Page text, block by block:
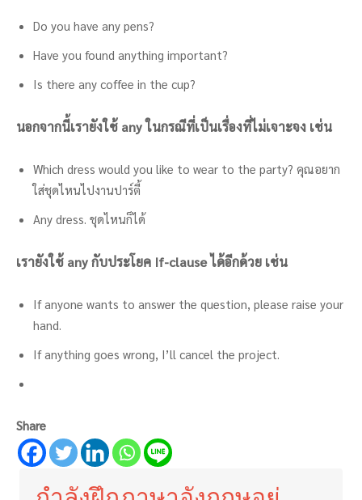
Do you have any pens?
Have you found anything important?
Is there any coffee in the cup?
นอกจากนี้เรายังใช้ any ในกรณีที่เป็นเรื่องที่ไม่เจาะจง เช่น
Which dress would you like to wear to the party? คุณอยาก
ใส่ชุดไหนไปงานปาร์ตี้
Any dress. ชุดไหนก็ได้
เรายังใช้ any กับประโยค If-clause ได้อีกด้วย เช่น
If anyone wants to answer the question, please raise your
hand.
If anything goes wrong, I’ll cancel the project.
Share